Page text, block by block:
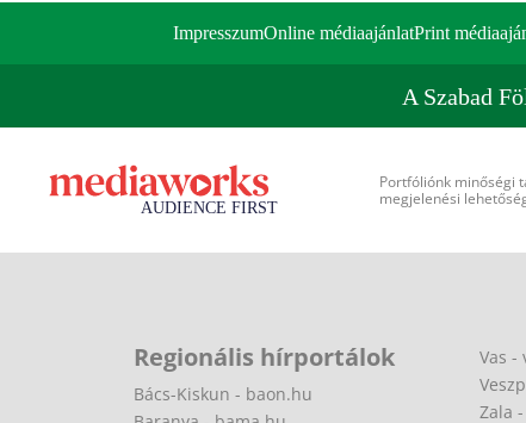
ImpresszumOnline médiaajánlatPrint
A Szabad
Portfóliónk minőségi
megjelenési
Regionális hírportálok
Bács-Kiskun - baon.hu
Vas -
Zala